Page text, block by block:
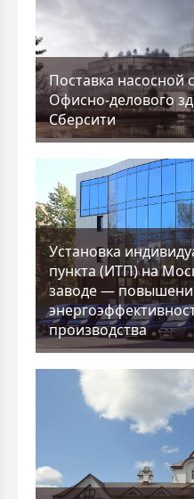
Поставка насосной
Офисно-делового
Сберсити
Установка
пункта (ИТП) на
заводе —
производства